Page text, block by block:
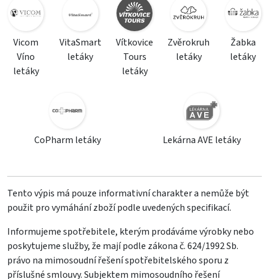
Vicom
Víno
letáky
VitaSmart
letáky
Vítkovice
Tours
letáky
Zvěrokruh
letáky
Žabka
letáky
CoPharm letáky Lekárna AVE letáky
Tento výpis má pouze informativní charakter a nemůže být
použit pro vymáhání zboží podle uvedených specifikací.
Informujeme spotřebitele, kterým prodáváme výrobky nebo
poskytujeme služby, že mají podle zákona č. 624/1992 Sb.
právo na mimosoudní řešení spotřebitelského sporu z
příslušné smlouvy. Subjektem mimosoudního řešení